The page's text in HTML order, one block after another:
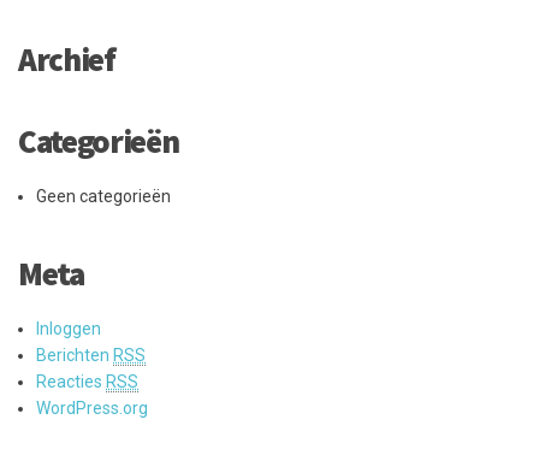
Archief
Categorieën
Geen categorieën
Meta
Inloggen
Berichten RSS
Reacties RSS
WordPress.org